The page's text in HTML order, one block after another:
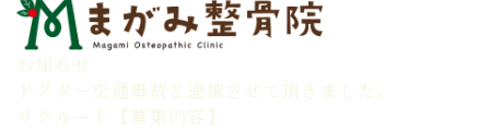
お知らせ
ドクター交通事故と連携させて頂きました。
リクルート【募集内容】